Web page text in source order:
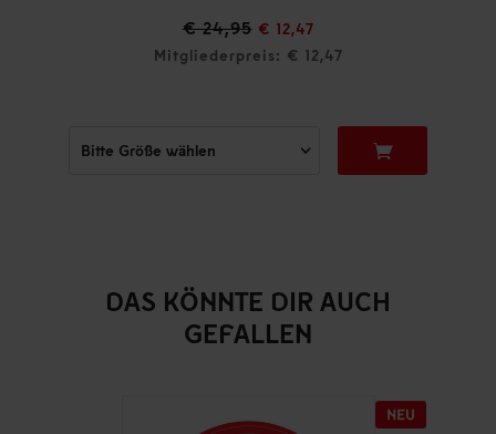
€ 24,95 € 12,47
Mitgliederpreis: € 12,47
DAS KÖNNTE DIR AUCH
GEFALLEN